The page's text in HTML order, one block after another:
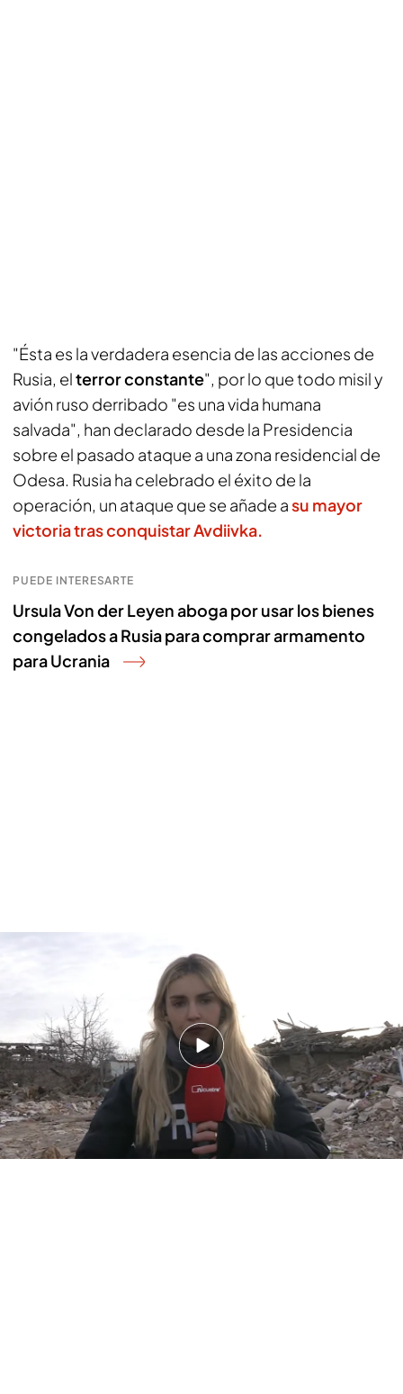
"Ésta es la verdadera esencia de las acciones de
Rusia, elterror constante", por lo que todo misil y
avión ruso derribado "es una vida humana
salvada", han declarado desde la Presidencia
sobre el pasado ataque a una zona residencial de
Odesa. Rusia ha celebrado el éxito de la
operación, un ataque que se añade asu mayor
victoria tras conquistar Avdiivka.
PUEDE INTERESARTE
Ursula Von der Leyen aboga por usar los bienes
congelados a Rusia para comprar armamento
para Ucrania